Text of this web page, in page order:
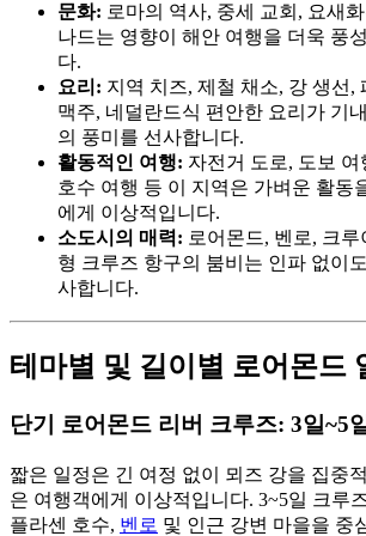
문화: 로마의 역사, 중세 교회, 요새
나드는 영향이 해안 여행을 더욱 풍
다.
요리: 지역 치즈, 제철 채소, 강 생선,
맥주, 네덜란드식 편안한 요리가 기
의 풍미를 선사합니다.
활동적인 여행: 자전거 도로, 도보
호수 여행 등 이 지역은 가벼운 활동
에게 이상적입니다.
소도시의 매력: 로어몬드, 벤로, 크루
형 크루즈 항구의 붐비는 인파 없이
사합니다.
테마별 및 길이별 로어몬드
단기 로어몬드 리버 크루즈: 3일~5일
짧은 일정은 긴 여정 없이 뫼즈 강을 집중
은 여행객에게 이상적입니다. 3~5일 크루
플라센 호수, 벤로 및 인근 강변 마을을 중